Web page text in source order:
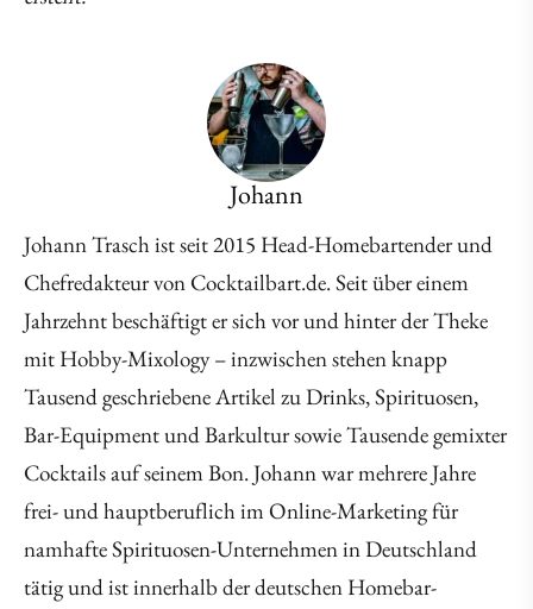
Johann
Johann Trasch ist seit 2015 Head-Homebartender und
Chefredakteur von Cocktailbart.de. Seit über einem
Jahrzehnt beschäftigt er sich vor und hinter der Theke
mit Hobby-Mixology – inzwischen stehen knapp
Tausend geschriebene Artikel zu Drinks, Spirituosen,
Bar-Equipment und Barkultur sowie Tausende gemixter
Cocktails auf seinem Bon. Johann war mehrere Jahre
frei- und hauptberuflich im Online-Marketing für
namhafte Spirituosen-Unternehmen in Deutschland
tätig und ist innerhalb der deutschen Homebar-